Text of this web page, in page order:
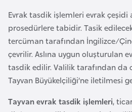
Evrak tasdik işlemleri evrak çeşidi
prosedürlere tabidir. Tasik
tercüman tarafından İngilizce/
çevrilir. Aslına uygun oluşturulan
tasdik edilir. Valilik tarafından da
Tayvan Büyükelçiliği’ne iletilmesi
Tayvan evrak tasdik işlemleri,
e
r
b
a
y
c
n